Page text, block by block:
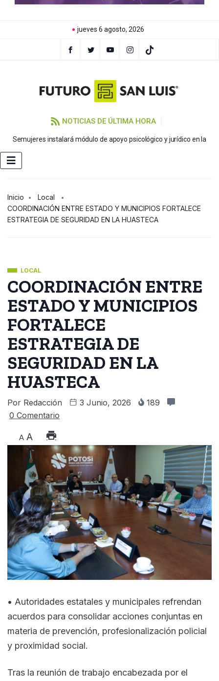
jueves 6 agosto, 2026
NOTICIAS DE ÚLTIMA HORA
Semujeres instalará módulo de apoyo psicológico y jurídico en la
Inicio
Local
COORDINACIÓN ENTRE ESTADO Y MUNICIPIOS FORTALECE
ESTRATEGIA DE SEGURIDAD EN LA HUASTECA
LOCAL
COORDINACIÓN ENTRE
ESTADO Y MUNICIPIOS
FORTALECE
ESTRATEGIA DE
SEGURIDAD EN LA
HUASTECA
Por Redacción 3 Junio, 2026
189
0 Comentario
A A
• Autoridades estatales y municipales refrendan
acuerdos para consolidar acciones conjuntas en
materia de prevención, profesionalización policial
y proximidad social.
Tras la reunión de trabajo encabezada por el